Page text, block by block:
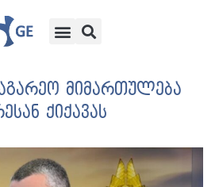
მიმართულება
ქიქავას